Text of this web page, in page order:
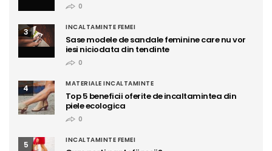
0
3 INCALTAMINTE FEMEI
Sase modele de sandale feminine care nu vor
iesi niciodata din tendinte
0
4 MATERIALE INCALTAMINTE
Top 5 beneficii oferite de incaltamintea din
piele ecologica
0
5 INCALTAMINTE FEMEI